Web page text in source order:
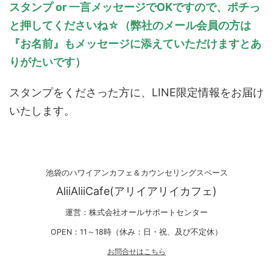
スタンプ or 一言メッセージでOKですので、ポチっ
と押してくださいね☆（弊社のメール会員の方は
『お名前』もメッセージに添えていただけますとあ
りがたいです）
スタンプをくださった方に、LINE限定情報をお届け
いたします。
池袋のハワイアンカフェ＆カウンセリングスペース
AliiAliiCafe(アリイアリイカフェ)
運営：株式会社オールサポートセンター
OPEN：11～18時（休み：日・祝、及び不定休）
お問合せはこちら